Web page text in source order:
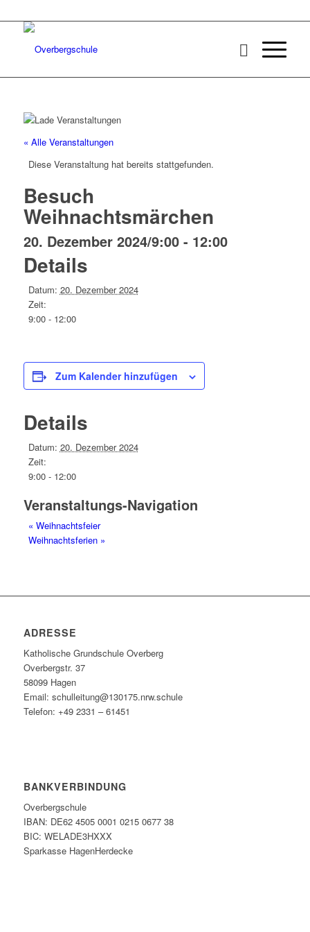
« Alle Veranstaltungen
Diese Veranstaltung hat bereits stattgefunden.
Besuch
Weihnachtsmärchen
20. Dezember 2024/9:00- 12:00
Details
Datum: 20. Dezember 2024
Zeit:
9:00 - 12:00
Zum Kalender hinzufügen
Details
Datum: 20. Dezember 2024
Zeit:
9:00 - 12:00
Veranstaltungs-Navigation
« Weihnachtsfeier
Weihnachtsferien »
ADRESSE
Katholische Grundschule Overberg
Overbergstr. 37
58099 Hagen
Email: schulleitung@130175.nrw.schule
Telefon: +49 2331 – 61451
BANKVERBINDUNG
Overbergschule
IBAN: DE62 4505 0001 0215 0677 38
BIC: WELADE3HXXX
Sparkasse HagenHerdecke